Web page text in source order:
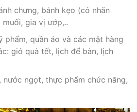
chưng, bánh kẹo (có nhãn
muối, gia vị ướp,..
phẩm, quần áo và các mặt hàng
giỏ quà tết, lịch để bàn, lịch
nước ngọt, thực phẩm chức năng,